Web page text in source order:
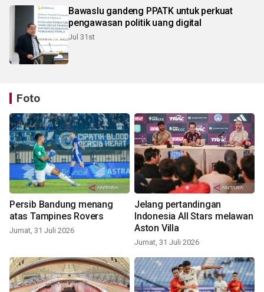
Bawaslu gandeng PPATK untuk perkuat
pengawasan politik uang digital
Jul 31st
Foto
Persib Bandung menang
atas Tampines Rovers
Jumat, 31 Juli 2026
Jelang pertandingan
Indonesia All Stars melawan
Aston Villa
Jumat, 31 Juli 2026